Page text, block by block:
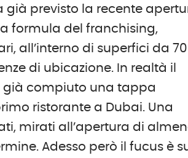
già previsto la recente
formula del franchising,
all’interno di superfici da
di ubicazione. In realtà il
già compiuto una tappa
ristorante a Dubai. Una
mirati all’apertura di
Adesso però il fucus è